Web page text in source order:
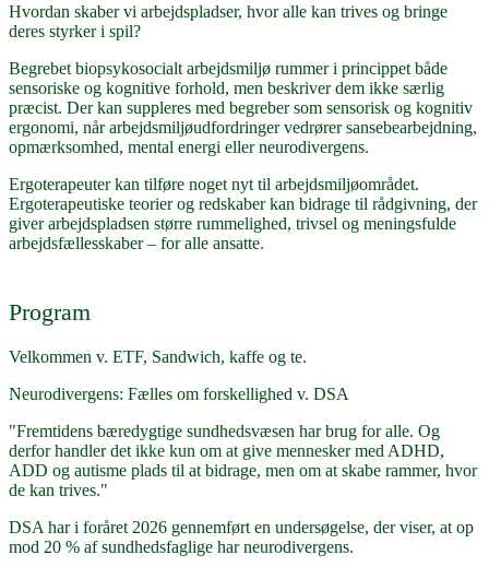
Hvordan skaber vi arbejdspladser, hvor alle kan trives og bringe
deres styrker i spil?
Begrebet biopsykosocialt arbejdsmiljø rummer i princippet både
sensoriske og kognitive forhold, men beskriver dem ikke særlig
præcist. Der kan suppleres med begreber som sensorisk og kognitiv
ergonomi, når arbejdsmiljøudfordringer vedrører sansebearbejdning,
opmærksomhed, mental energi eller neurodivergens.
Ergoterapeuter kan tilføre noget nyt til arbejdsmiljøområdet.
Ergoterapeutiske teorier og redskaber kan bidrage til rådgivning, der
giver arbejdspladsen større rummelighed, trivsel og meningsfulde
arbejdsfællesskaber – for alle ansatte.
Program
Velkommen v. ETF, Sandwich, kaffe og te.
Neurodivergens: Fælles om forskellighed v. DSA
"Fremtidens bæredygtige sundhedsvæsen har brug for alle. Og
derfor handler det ikke kun om at give mennesker med ADHD,
ADD og autisme plads til at bidrage, men om at skabe rammer, hvor
de kan trives."
DSA har i foråret 2026 gennemført en undersøgelse, der viser, at op
mod 20 % af sundhedsfaglige har neurodivergens.